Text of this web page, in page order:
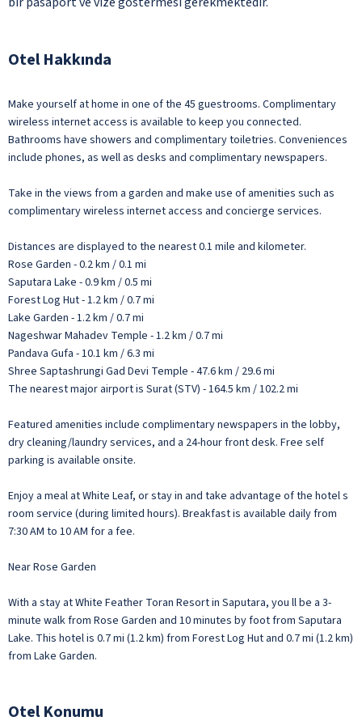
Otel Hakkında
Make yourself at home in one of the 45 guestrooms. Complimentary
wireless internet access is available to keep you connected.
Bathrooms have showers and complimentary toiletries. Conveniences
include phones, as well as desks and complimentary newspapers.
Take in the views from a garden and make use of amenities such as
complimentary wireless internet access and concierge services.
Distances are displayed to the nearest 0.1 mile and kilometer.
Rose Garden - 0.2 km / 0.1 mi
Saputara Lake - 0.9 km / 0.5 mi
Forest Log Hut - 1.2 km / 0.7 mi
Lake Garden - 1.2 km / 0.7 mi
Nageshwar Mahadev Temple - 1.2 km / 0.7 mi
Pandava Gufa - 10.1 km / 6.3 mi
Shree Saptashrungi Gad Devi Temple - 47.6 km / 29.6 mi
The nearest major airport is Surat (STV) - 164.5 km / 102.2 mi
Featured amenities include complimentary newspapers in the lobby,
dry cleaning/laundry services, and a 24-hour front desk. Free self
parking is available onsite.
Enjoy a meal at White Leaf, or stay in and take advantage of the hotel s
room service (during limited hours). Breakfast is available daily from
7:30 AM to 10 AM for a fee.
Near Rose Garden
With a stay at White Feather Toran Resort in Saputara, you ll be a 3-
minute walk from Rose Garden and 10 minutes by foot from Saputara
Lake. This hotel is 0.7 mi (1.2 km) from Forest Log Hut and 0.7 mi (1.2 km)
from Lake Garden.
Otel Konumu